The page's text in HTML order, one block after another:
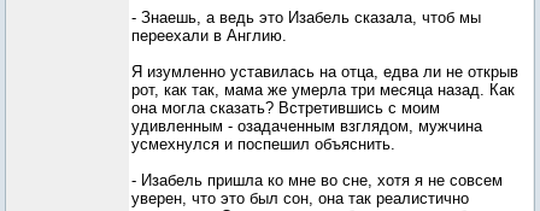
- Знаешь, а ведь это Изабель сказала, чтоб мы
переехали в Англию.
Я изумленно уставилась на отца, едва ли не открыв
рот, как так, мама же умерла три месяца назад. Как
она могла сказать? Встретившись с моим
удивленным - озадаченным взглядом, мужчина
усмехнулся и поспешил объяснить.
- Изабель пришла ко мне во сне, хотя я не совсем
уверен, что это был сон, она так реалистично